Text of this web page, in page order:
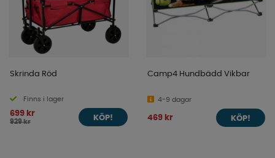
Skrinda Röd
Finns i lager
699 kr
929 kr
KÖP!
Camp4 Hundbädd Vikbar
4-9 dagar
469 kr KÖP!